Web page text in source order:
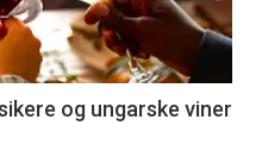
og ungarske viner